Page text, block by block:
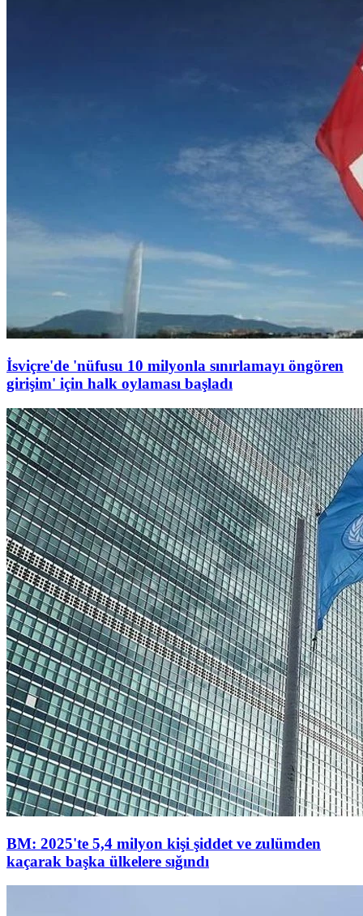
İsviçre'de 'nüfusu 10 milyonla sınırlamayı öngören
girişim' için halk oylaması başladı
BM: 2025'te 5,4 milyon kişi şiddet ve zulümden
kaçarak başka ülkelere sığındı